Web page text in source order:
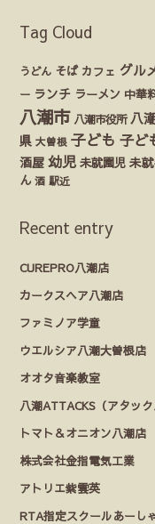
Tag Cloud
うどん そば カフェ グル
ー ランチ ラーメン 中華
八潮市 八潮市役所 八
県 大曽根 子ども 子ど
酒屋 幼児 未就園児 未
ん 酒 駅近
Recent entry
CUREPRO八潮店
カークスヘア八潮店
ファミノア学童
ウエルシア八潮大曽根店
オオタ音楽教室
八潮ATTACKS（アタック
トマト＆オニオン八潮店
株式会社金指電気工業
アトリエ紫雲英
RTA指定スクールあーし